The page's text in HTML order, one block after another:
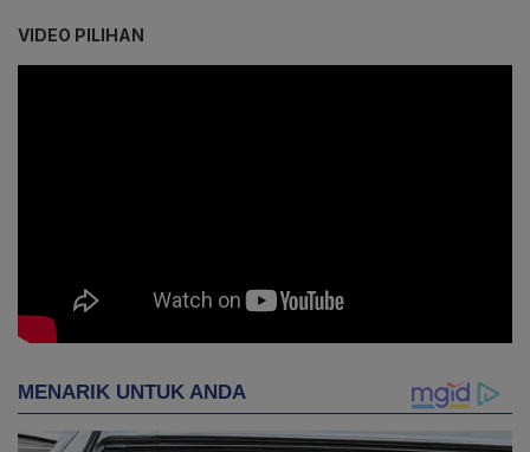
VIDEO PILIHAN